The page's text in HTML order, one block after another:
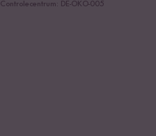
Controlecentrum: DE-ÖKO-005